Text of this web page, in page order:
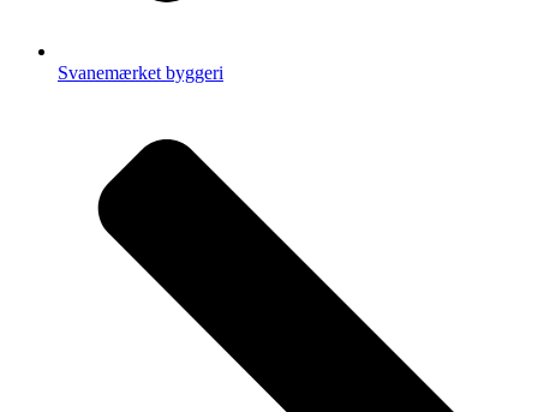
Svanemærket byggeri